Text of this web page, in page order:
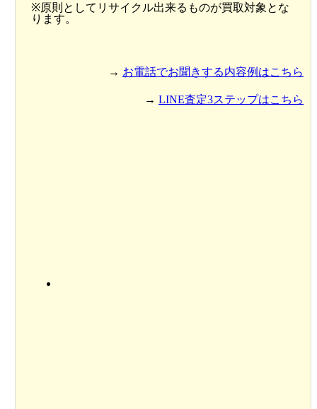
※原則としてリサイクル出来るものが買取対象とな
ります。
→ お電話でお聞きする内容例はこちら
→ LINE査定3ステップはこちら